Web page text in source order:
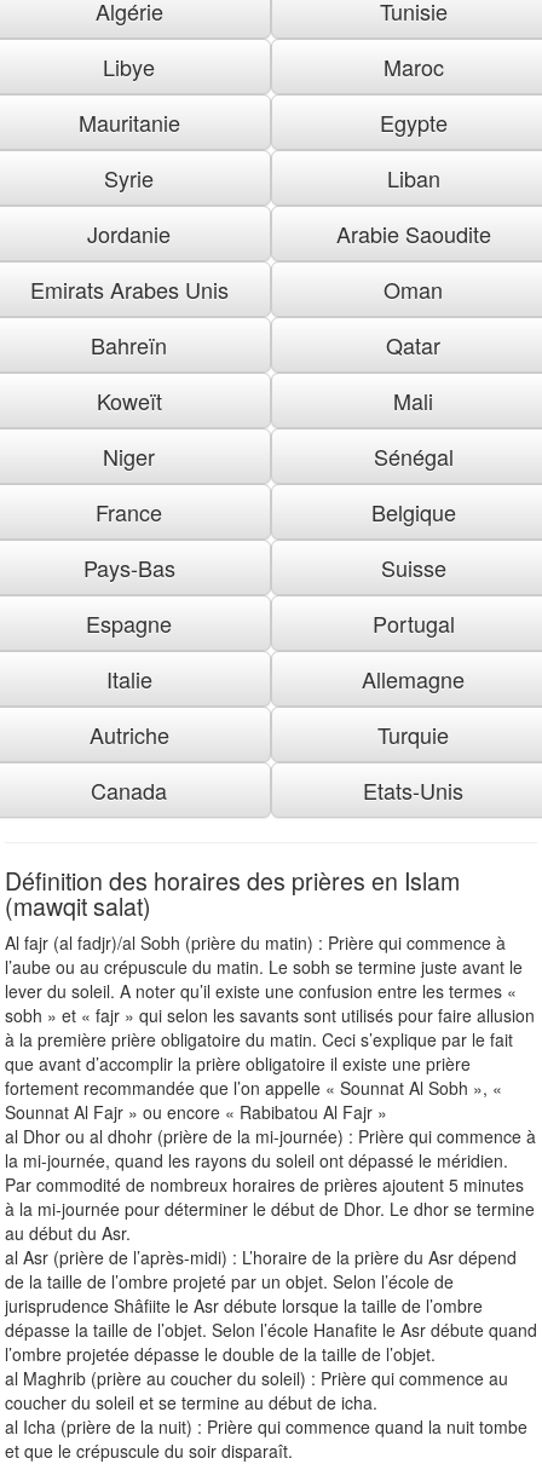
Algérie
Tunisie
Libye
Maroc
Mauritanie
Egypte
Syrie
Liban
Jordanie
Arabie Saoudite
Emirats Arabes Unis
Oman
Bahreïn
Qatar
Koweït
Mali
Niger
Sénégal
France
Belgique
Pays-Bas
Suisse
Espagne
Portugal
Italie
Allemagne
Autriche
Turquie
Canada
Etats-Unis
Définition des horaires des prières en Islam
(mawqit salat)
Al fajr (al fadjr)/al Sobh (prière du matin) : Prière qui commence à
l’aube ou au crépuscule du matin. Le sobh se termine juste avant le
lever du soleil. A noter qu’il existe une confusion entre les termes «
sobh » et « fajr » qui selon les savants sont utilisés pour faire allusion
à la première prière obligatoire du matin. Ceci s’explique par le fait
que avant d’accomplir la prière obligatoire il existe une prière
fortement recommandée que l’on appelle « Sounnat Al Sobh », «
Sounnat Al Fajr » ou encore « Rabibatou Al Fajr »
al Dhor ou al dhohr (prière de la mi-journée) : Prière qui commence à
la mi-journée, quand les rayons du soleil ont dépassé le méridien.
Par commodité de nombreux horaires de prières ajoutent 5 minutes
à la mi-journée pour déterminer le début de Dhor. Le dhor se termine
au début du Asr.
al Asr (prière de l’après-midi) : L’horaire de la prière du Asr dépend
de la taille de l’ombre projeté par un objet. Selon l’école de
jurisprudence Shâfiite le Asr débute lorsque la taille de l’ombre
dépasse la taille de l’objet. Selon l’école Hanafite le Asr débute quand
l’ombre projetée dépasse le double de la taille de l’objet.
al Maghrib (prière au coucher du soleil) : Prière qui commence au
coucher du soleil et se termine au début de icha.
al Icha (prière de la nuit) : Prière qui commence quand la nuit tombe
et que le crépuscule du soir disparaît.